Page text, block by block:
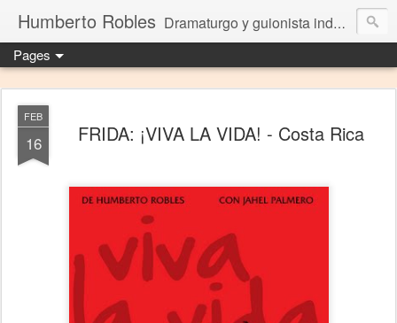
Humberto Robles Dramaturgo y guionista independiente
Pages
FEB
16 FRIDA: ¡VIVA LA VIDA! - Costa Rica